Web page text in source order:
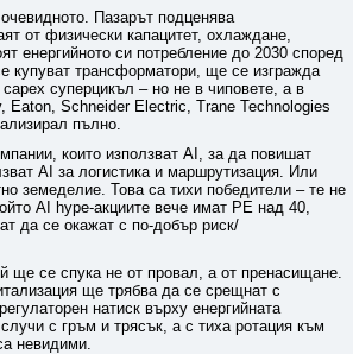
Пазарът подценява
от физически капацитет, охлаждане,
енергийното си потребление до 2030 според
купуват трансформатори, ще се изгражда
суперцикъл – но не в чиповете, а в
Schneider Electric, Trane Technologies
пълно.
които използват AI, за да повишат
AI за логистика и маршрутизация. Или
земеделие. Това са тихи победители – те не
AI hype-акциите вече имат PE над 40,
да се окажат с по-добър риск/
ще се спука не от провал, а от пренасищане.
ще трябва да се срещнат с
натиск върху енергийната
с гръм и трясък, а с тиха ротация към
невидими.